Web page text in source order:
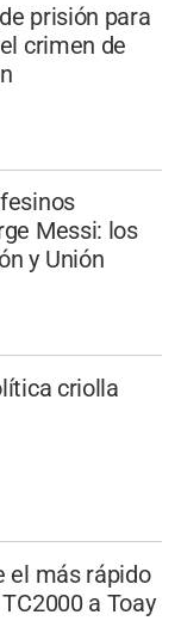
prisión para
crimen de
Messi: los
y Unión
criolla
el más rápido
a Toay